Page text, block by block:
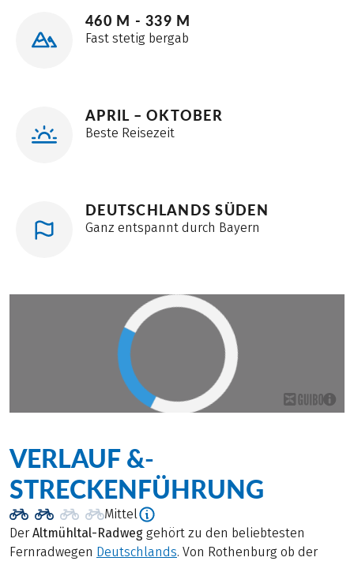
460 M - 339 M
Fast stetig bergab
APRIL – OKTOBER
Beste Reisezeit
DEUTSCHLANDS SÜDEN
Ganz entspannt durch Bayern
VERLAUF &­
STRECKENFÜHRUNG
Mittel
Der Altmühltal-Radweg gehört zu den beliebtesten
Fernradwegen Deutschlands. Von Rothenburg ob der